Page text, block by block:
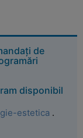
de
disponibil
estetica .